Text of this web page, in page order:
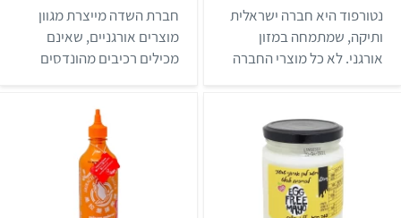
טבעוניים.
נטורפוד היא חברה ישראלית
ותיקה, שמתמחה במזון
אורגני. לא כל מוצרי החברה
טבעוניים כמו החלב של ויטריז
ומיונז ללא ביצים.
חברת השדה מייצרת מגוון
מוצרים אורגניים, שאינם
מכילים רכיבים מהונדסים
חומרי הדברה. לחברה יש
מבחר גדול של מוצרים
טבעוניים כמו מיונז, ופלים,
גליליות וחטיף בוטנים.